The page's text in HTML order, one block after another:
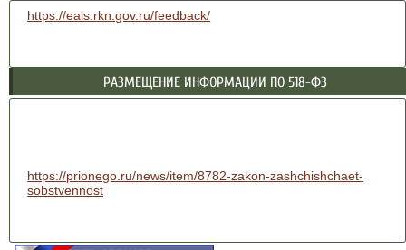
https://eais.rkn.gov.ru/feedback/
РАЗМЕЩЕНИЕ ИНФОРМАЦИИ ПО 518-ФЗ
https://prionego.ru/news/item/8782-zakon-zashchishchaet-
sobstvennost